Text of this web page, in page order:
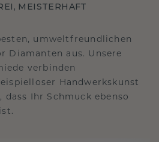
MEISTERHAFT
umweltfreundlichen
Diamanten aus. Unsere
verbinden
Handwerkskunst
dass Ihr Schmuck ebenso